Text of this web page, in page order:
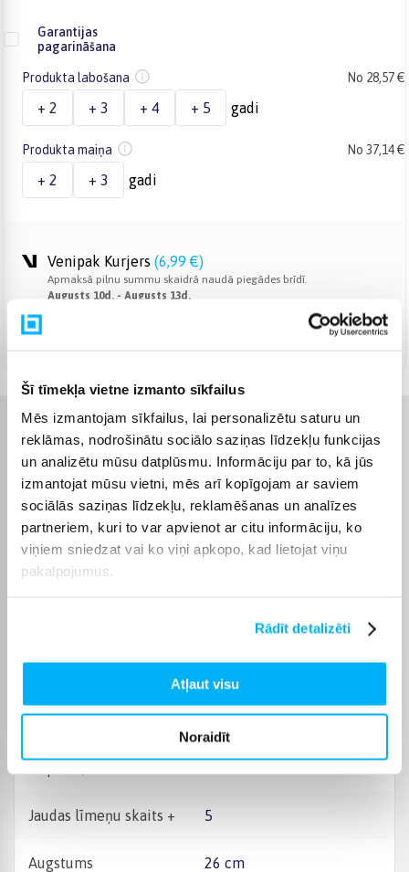
Šī tīmekļa vietne izmanto sīkfailus
Mēs izmantojam sīkfailus, lai personalizētu saturu un
reklāmas, nodrošinātu sociālo saziņas līdzekļu funkcijas
un analizētu mūsu datplūsmu. Informāciju par to, kā jūs
izmantojat mūsu vietni, mēs arī kopīgojam ar saviem
sociālās saziņas līdzekļu, reklamēšanas un analīzes
partneriem, kuri to var apvienot ar citu informāciju, ko
viņiem sniedzat vai ko viņi apkopo, kad lietojat viņu
pakalpojumus.
Rādīt detalizēti
Atļaut visu
Noraidīt
Garantijas
pagarināšana
Produkta labošana No 28,57 €
+ 2 + 3 + 4 + 5 gadi
Produkta maiņa No 37,14 €
+ 2 + 3 gadi
Venipak Kurjers (6,99 €)
Apmaksā pilnu summu skaidrā naudā piegādes brīdī.
Augusts 10d. - Augusts 13d.
Raksturlielumi
Ražotājs Electrolux
Garantijas laiks 24 mēn.
Jauda
Mehānisks
Grils Ir
Jaudas līmeņu skaits + 5
Augstums 26 cm